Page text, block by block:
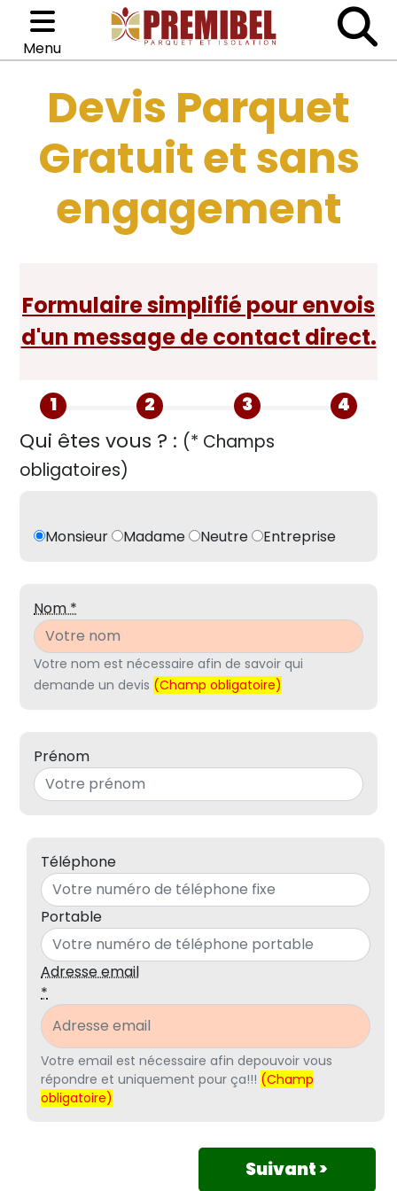
Menu
Catégories
Isolation
Colle
Accessoires
Devis Parquet
Gratuit et sans
engagement
Formulaire simplifié pour envois
d'un message de contact direct.
1 2 3 4
Qui êtes vous ? : (* Champs
obligatoires)
Monsieur Madame Neutre Entreprise
Nom *
Votre nom est nécessaire afin de savoir qui
demande un devis (Champ obligatoire)
Prénom
Téléphone
Portable
Adresse email
*
Votre email est nécessaire afin depouvoir vous
répondre et uniquement pour ça!!! (Champ
obligatoire)
Suivant >